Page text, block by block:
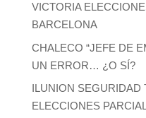
VICTORIA
BARCELONA
CHALECO “JEFE DE
UN ERROR… ¿O SÍ?
ILUNION SEGURIDAD
ELECCIONES